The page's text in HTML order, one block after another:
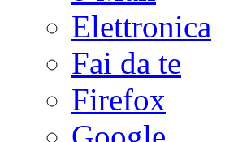
Elettronica
Fai da te
Firefox